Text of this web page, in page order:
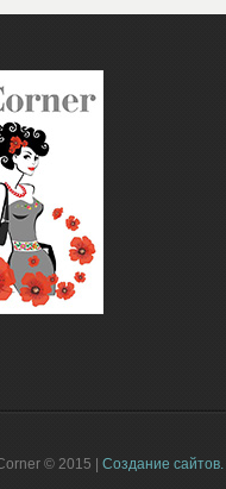
© 2015 | Создание сайтов.